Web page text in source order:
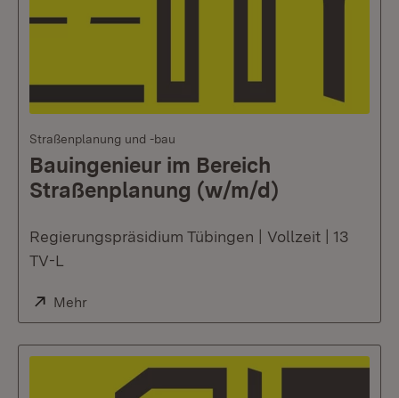
Straßenplanung und -bau
Bauingenieur im Bereich
Straßenplanung (w/m/d)
Regierungspräsidium Tübingen | Vollzeit | 13
TV-L
Extern:
Mehr(Öffnet in neuem Fenster)